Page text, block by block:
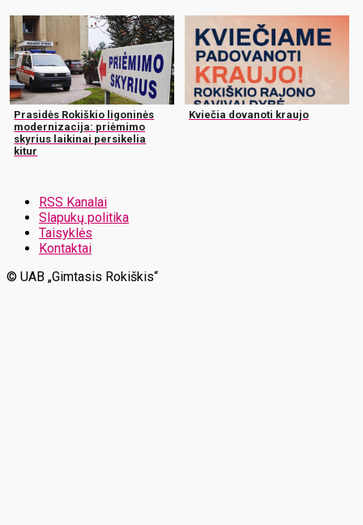
Prasidės Rokiškio ligoninės
modernizacija: priėmimo
skyrius laikinai persikelia
kitur
Kviečia dovanoti kraujo
RSS Kanalai
Slapukų politika
Taisyklės
Kontaktai
© UAB „Gimtasis Rokiškis“